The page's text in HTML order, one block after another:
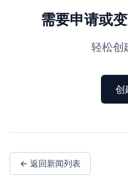
需要申请或
轻松创
创
← 返回新闻列表